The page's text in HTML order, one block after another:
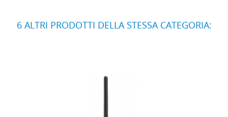
6 ALTRI PRODOTTI DELLA STESSA CATEGORIA: